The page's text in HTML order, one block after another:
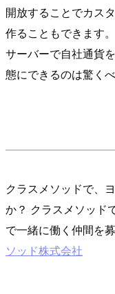
開放することでカス
作ることもできます
サーバーで自社通貨
態にできるのは驚く
クラスメソッドで、
か？ クラスメソッド
で一緒に働く仲間を
ソッド株式会社